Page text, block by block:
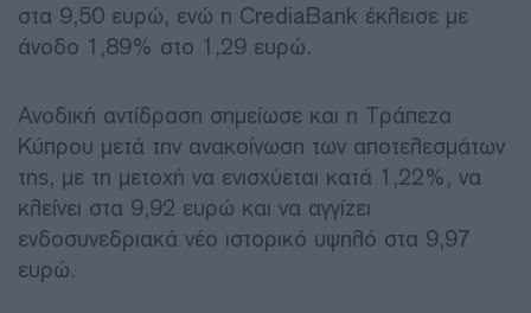
στα 9,50 ευρώ, ενώ η CrediaBank έκλεισε με
άνοδο 1,89% στο 1,29 ευρώ.
Ανοδική αντίδραση σημείωσε και η Τράπεζα
Κύπρου μετά την ανακοίνωση των αποτελεσμάτων
της, με τη μετοχή να ενισχύεται κατά 1,22%, να
κλείνει στα 9,92 ευρώ και να αγγίζει
ενδοσυνεδριακά νέο ιστορικό υψηλό στα 9,97
ευρώ.